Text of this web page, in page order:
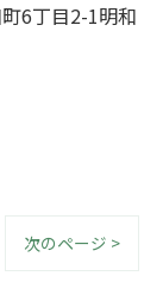
6丁目2-1明和
次のページ >